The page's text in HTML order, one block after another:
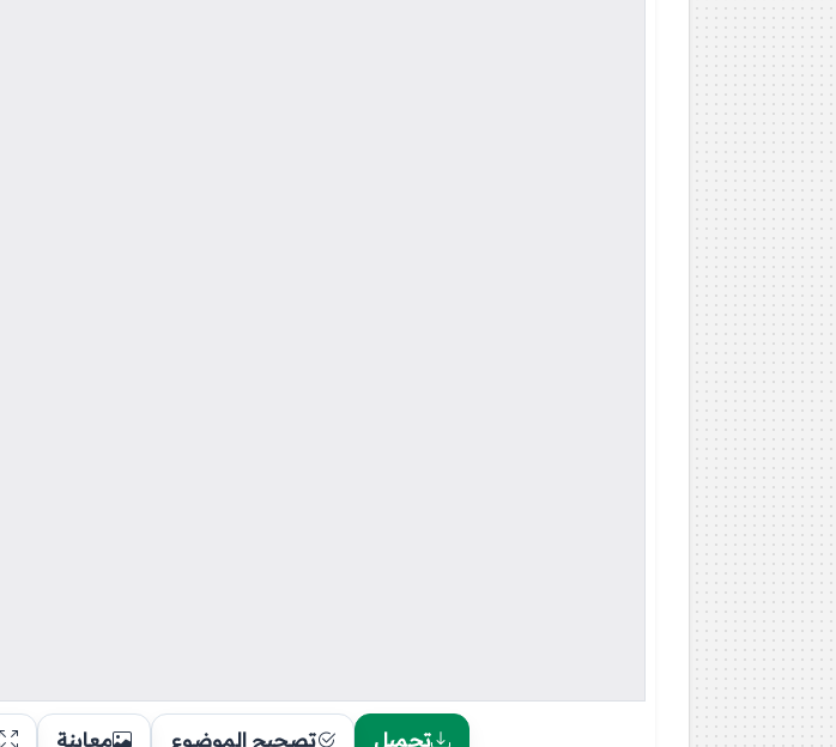
تحميل تصحيح الموضوع معاينة